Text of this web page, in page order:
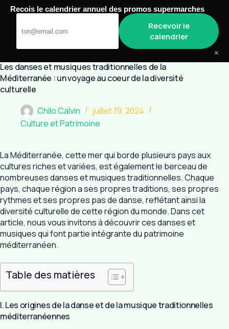
Passer
contenu
Biomos
Les danses et musiques traditionnelles de la
Méditerranée : un voyage au coeur de la diversité
culturelle
Chilo Calvin
juillet 19, 2024
Culture et Patrimoine
La Méditerranée, cette mer qui borde plusieurs pays aux
cultures riches et variées, est également le berceau de
nombreuses danses et musiques traditionnelles. Chaque
pays, chaque région a ses propres traditions, ses propres
rythmes et ses propres pas de danse, reflétant ainsi la
diversité culturelle de cette région du monde. Dans cet
article, nous vous invitons à découvrir ces danses et
musiques qui font partie intégrante du patrimoine
méditerranéen.
Table des matières
I. Les origines de la danse et de la musique traditionnelles
méditerranéennes
Recois le calendrier annuel des promos supermarches
Recevoir le
calendrier
×